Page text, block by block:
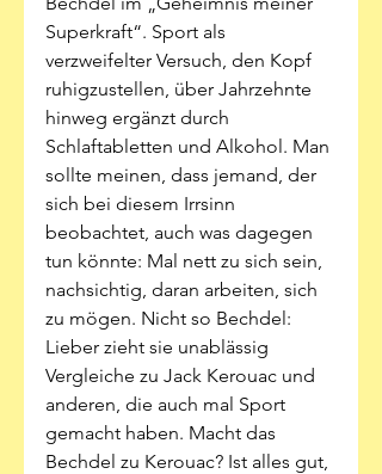
Superkraft“. Sport als
verzweifelter Versuch, den Kopf
ruhigzustellen, über Jahrzehnte
hinweg ergänzt durch
Schlaftabletten und Alkohol. Man
sollte meinen, dass jemand, der
sich bei diesem Irrsinn
beobachtet, auch was dagegen
tun könnte: Mal nett zu sich sein,
nachsichtig, daran arbeiten, sich
zu mögen. Nicht so Bechdel:
Lieber zieht sie unablässig
Vergleiche zu Jack Kerouac und
anderen, die auch mal Sport
gemacht haben. Macht das
Bechdel zu Kerouac? Ist alles gut,